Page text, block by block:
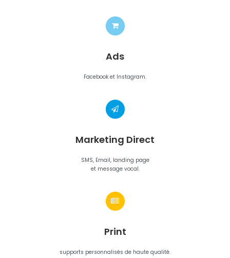
Ads
Facebook et Instagram.
Marketing Direct
SMS, Email, landing page
et message vocal.
Print
supports personnalisés de haute qualité.